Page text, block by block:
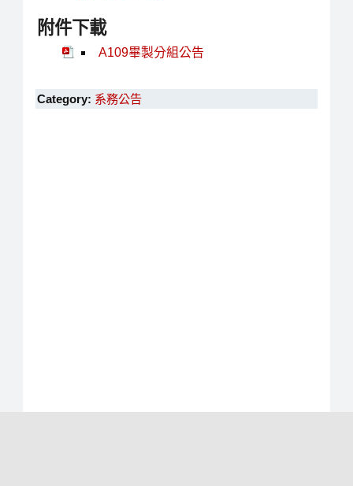
附件下載
A109畢製分組公告
Category: 系務公告